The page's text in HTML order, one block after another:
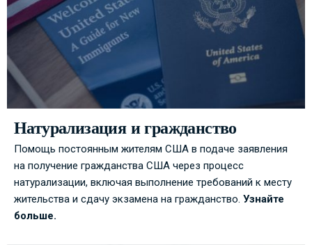
Натурализация и гражданство
Помощь постоянным жителям США в подаче заявления
на получение гражданства США через процесс
натурализации, включая выполнение требований к месту
жительства и сдачу экзамена на гражданство. Узнайте
больше.